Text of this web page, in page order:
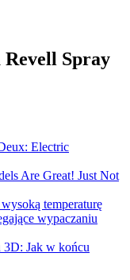
Spray
Electric
Are Great! Just Not
temperaturę
wypaczaniu
3D: Jak w końcu